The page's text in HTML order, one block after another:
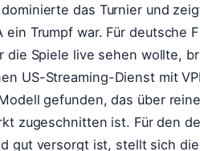
das Turnier und
ein Trumpf war. Für deutsche
die Spiele live sehen wollte,
US-Streaming-Dienst mit
gefunden, das über
zugeschnitten ist. Für den
gut versorgt ist, stellt sich